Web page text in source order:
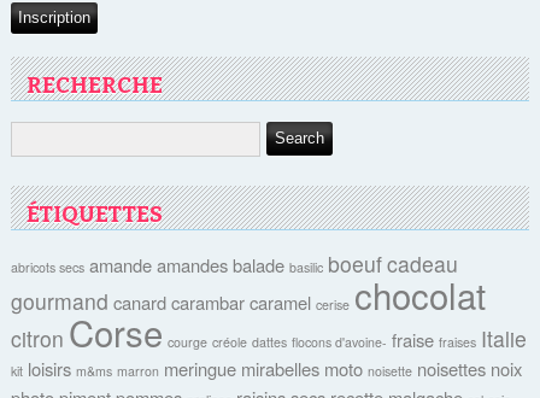
RECHERCHE
ÉTIQUETTES
abricots secs amande amandes balade basilic boeufcadeau
gourmand canard carambar caramel cerise chocolat
citron Corse courge créole dattes flocons d'avoine- fraise fraises Italie
kit loisirs m&ms marron meringue mirabelles moto noisette noisettes noix